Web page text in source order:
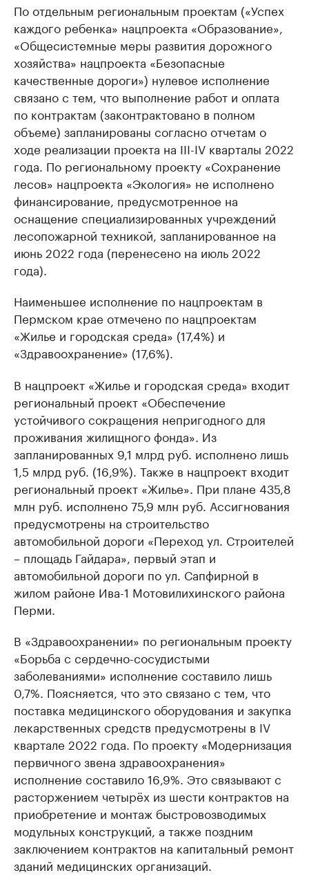
По отдельным региональным проектам («Успех
каждого ребенка» нацпроекта «Образование»,
«Общесистемные меры развития дорожного
хозяйства» нацпроекта «Безопасные
качественные дороги») нулевое исполнение
связано с тем, что выполнение работ и оплата
по контрактам (законтрактовано в полном
объеме) запланированы согласно отчетам о
ходе реализации проекта на III-IV кварталы 2022
года. По региональному проекту «Сохранение
лесов» нацпроекта «Экология» не исполнено
финансирование, предусмотренное на
оснащение специализированных учреждений
лесопожарной техникой, запланированное на
июнь 2022 года (перенесено на июль 2022
года).
Наименьшее исполнение по нацпроектам в
Пермском крае отмечено по нацпроектам
«Жилье и городская среда» (17,4%) и
«Здравоохранение» (17,6%).
В нацпроект «Жилье и городская среда» входит
региональный проект «Обеспечение
устойчивого сокращения непригодного для
проживания жилищного фонда». Из
запланированных 9,1 млрд руб. исполнено лишь
1,5 млрд руб. (16,9%). Также в нацпроект входит
региональный проект «Жилье». При плане 435,8
млн руб. исполнено 75,9 млн руб. Ассигнования
предусмотрены на строительство
автомобильной дороги «Переход ул. Строителей
– площадь Гайдара», первый этап и
автомобильной дороги по ул. Сапфирной в
жилом районе Ива-1 Мотовилихинского района
Перми.
В «Здравоохранении» по региональным проекту
«Борьба с сердечно-сосудистыми
заболеваниями» исполнение составило лишь
0,7%. Поясняется, что это связано с тем, что
поставка медицинского оборудования и закупка
лекарственных средств предусмотрены в IV
квартале 2022 года. По проекту «Модернизация
первичного звена здравоохранения»
исполнение составило 16,9%. Это связывают с
расторжением четырёх из шести контрактов на
приобретение и монтаж быстровозводимых
модульных конструкций, а также поздним
заключением контрактов на капитальный ремонт
зданий медицинских организаций.